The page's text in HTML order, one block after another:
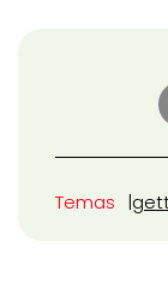
Temas